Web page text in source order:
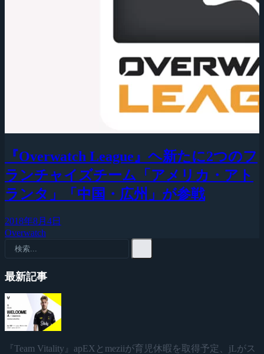
『Overwatch League』ヘ新たに2つのフ
ランチャイズチーム「アメリカ・アト
ランタ」「中国・広州」が参戦
2018年8月4日
Overwatch
最新記事
『Team Vitality』apEXとmeziiが育児休暇を取得予定、jLがス